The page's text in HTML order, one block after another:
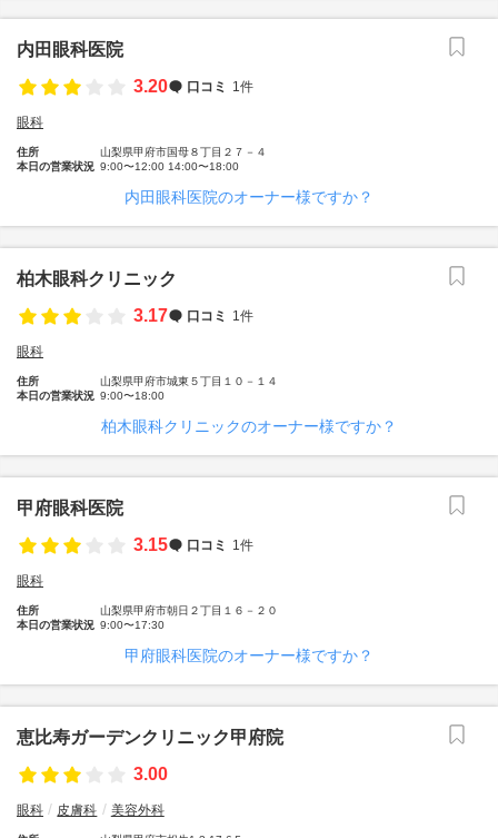
内田眼科医院
3.20
口コミ 1件
眼科
住所
山梨県甲府市国母８丁目２７－４
本日の営業状況 9:00〜12:00 14:00〜18:00
内田眼科医院のオーナー様ですか？
柏木眼科クリニック
3.17
口コミ 1件
眼科
住所
山梨県甲府市城東５丁目１０－１４
本日の営業状況 9:00〜18:00
柏木眼科クリニックのオーナー様ですか？
甲府眼科医院
3.15
口コミ 1件
眼科
住所
山梨県甲府市朝日２丁目１６－２０
本日の営業状況 9:00〜17:30
甲府眼科医院のオーナー様ですか？
恵比寿ガーデンクリニック甲府院
3.00
眼科 皮膚科 美容外科